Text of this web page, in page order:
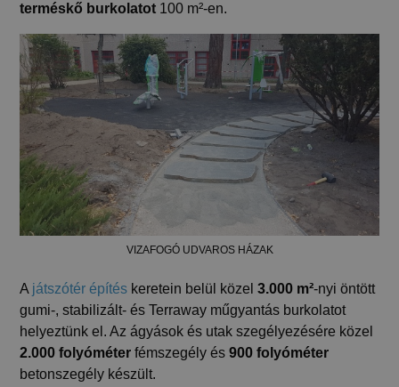
terméskő burkolatot 100 m²-en.
VIZAFOGÓ UDVAROS HÁZAK
A játszótér építés keretein belül közel3.000 m²-nyi öntött
gumi-, stabilizált- és Terraway műgyantás burkolatot
helyeztünk el. Az ágyások és utak szegélyezésére közel
2.000 folyóméter fémszegély és900 folyóméter
betonszegély készült.